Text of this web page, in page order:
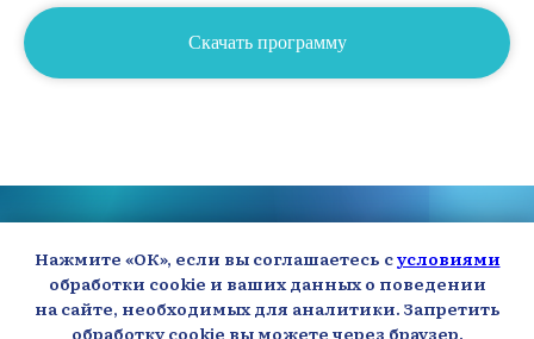
Скачать программу
Нажмите «ОК», если вы соглашаетесь сусловиями
обработки cookie и ваших данных о поведении
на сайте, необходимых для аналитики. Запретить
обработку cookie вы можете через браузер.
E-mail: info@myneurology.ru
Пользовательское соглашение
Политика обработки персональных данных